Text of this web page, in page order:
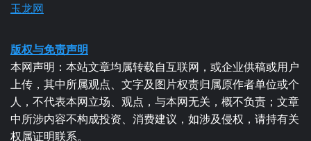
玉龙网
版权与免责声明
本网声明：本站文章均属转载自互联网，或企业供稿或用户
上传，其中所属观点、文字及图片权责归属原作者单位或个
人，不代表本网立场、观点，与本网无关，概不负责；文章
中所涉内容不构成投资、消费建议，如涉及侵权，请持有关
权属证明联系。